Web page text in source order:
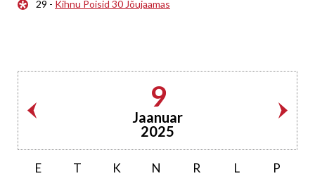
29 - Kihnu Poisid 30 Jõujaamas
9
Jaanuar
2025
E T K N R L P